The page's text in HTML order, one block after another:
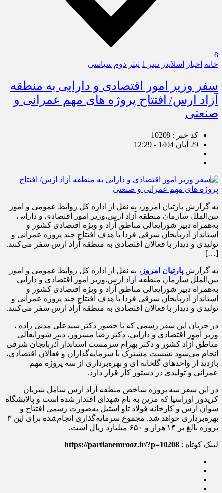
8
خانه اخبار اسلایدر تیتر 1 تیتر دوم سیاسی
سفر وزیر امور اقتصادی و دارایی به منطقه
آزاد ارس/ افتتاح پروژه های مهم عمرانی و
صنعتی
کد خبر : 10208
29 آبان 1404 - 12:29
به گزارش پارتیان امروز، به نقل از اداره کل روابط‌ عمومی و امور
بین‌الملل سازمان منطقه آزاد ارس،وزیر امور اقتصادی و دارایی
به‌همراه دبیر شورایعالی مناطق آزاد و ویژه اقتصادی کشور و
استاندار آذربایجان شرقی فردا با هدف افتتاح چند پروژه‌ عمرانی و
تولیدی و دیدار با فعالان اقتصادی به منطقه آزاد ارس سفر می‌کنند.
[…]
به گزارش پارتیان امروز ، به نقل از اداره کل روابط‌ عمومی و امور
بین‌الملل سازمان منطقه آزاد ارس،وزیر امور اقتصادی و دارایی
به‌همراه دبیر شورایعالی مناطق آزاد و ویژه اقتصادی کشور و
استاندار آذربایجان شرقی فردا با هدف افتتاح چند پروژه‌ عمرانی و
تولیدی و دیدار با فعالان اقتصادی به منطقه آزاد ارس سفر می‌کنند.
در جریان این سفر رسمی که با حضور دکتر سیدعلی مدنی زاده ،
وزیر امور اقتصادی و دارایی، دکتر رضا مسرور، دبیر شورایعالی
مناطق آزاد کشور و دکتر بهرام سرمست استاندار آذربایجان شرقی
انجام می‌شود نشست مشترک با سرمایه‌گذاران و فعالان اقتصادی،
بازدید از واحدهای گلخانه ای و بهره‌برداری از سه پروژه مهم
عمرانی و تولیدی در دستور کار قرار دارد.
در این سفر سه پروژه شاخص منطقه آزاد ارس شامل شریان
کریدور اوراسیا که مزین به نام شهدای اقتدار شده است و پالایشگاه
سوان ارس و کارخانه فولاد تاو استیل به‌صورت رسمی افتتاح و
بهره‌برداری خواهد شد. مجموع سرمایه‌گذاری انجام‌شده برای این ۳
پروژه‌ بالغ بر ۱۴ هزار و ۶۵۰ میلیارد ریال است.
لینک کوتاه : https://partianemrooz.ir/?p=10208